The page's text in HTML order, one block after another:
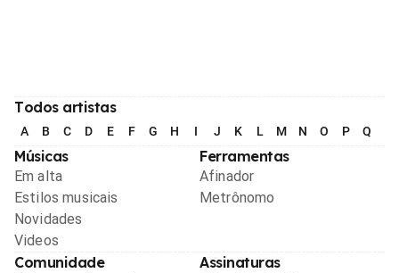
Todos artistas
A B C D E F G H I J K L M N O P Q
Músicas
Em alta
Estilos musicais
Novidades
Videos
Ferramentas
Afinador
Metrônomo
Comunidade Assinaturas